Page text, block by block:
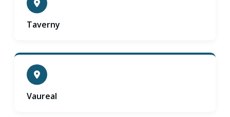
Taverny
Vaureal